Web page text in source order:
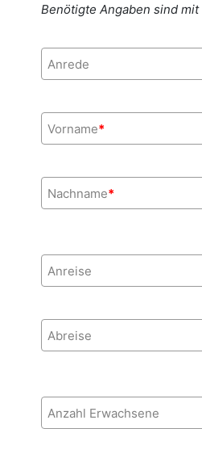
Benötigte Angaben sind mit
Anrede
Vorname*
Nachname*
Anreise
Abreise
Anzahl Erwachsene